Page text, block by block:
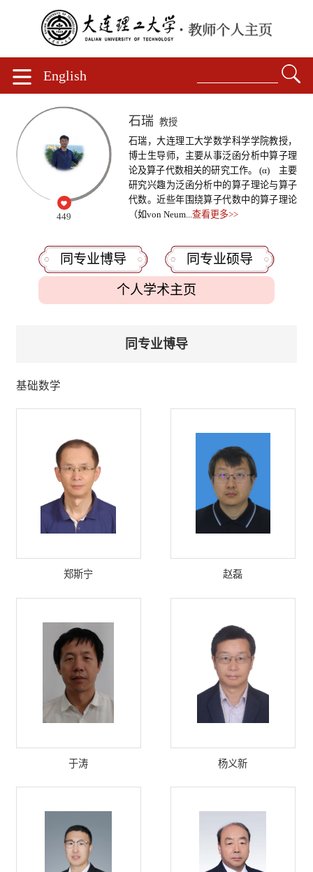
English
449
石瑞 教授
石瑞，大连理工大学数学科学学院教授，
博士生导师，主要从事泛函分析中算子理
论及算子代数相关的研究工作。 (α) 主要
研究兴趣为泛函分析中的算子理论与算子
代数。近些年围绕算子代数中的算子理论
（如von Neum... 查看更多>>
同专业博导 同专业硕导
个人学术主页
同专业博导
基础数学
郑斯宁 赵磊
于涛 杨义新